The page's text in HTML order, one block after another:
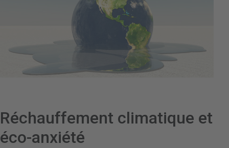
Réchauffement climatique et
éco-anxiété